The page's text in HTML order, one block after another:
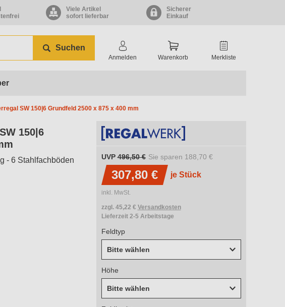
Viele Artikel
sofort lieferbar
Sicherer
Einkauf
Suchen
Anmelden Warenkorb Merkliste
SW 150|6 Grundfeld 2500 x 875 x 400 mm
150|6
- 6 Stahlfachböden UVP496,50 € Sie sparen 188,70 €
307,80 € je Stück
inkl. MwSt.
zzgl. 45,22 € Versandkosten
Lieferzeit 2-5 Arbeitstage
Feldtyp
Bitte wählen
Höhe
Bitte wählen